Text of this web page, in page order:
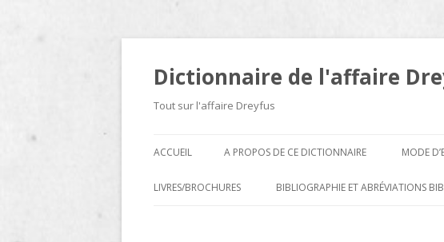
Dictionnaire de l'affaire
Tout sur l'affaire Dreyfus
ACCUEIL A PROPOS DE CE DICTIONNAIRE MODE
LIVRES/BROCHURES BIBLIOGRAPHIE ET ABRÉVIATIONS